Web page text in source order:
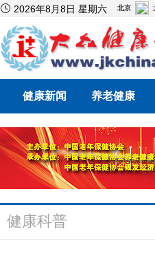
 2026年8月8日 星期六
健康新闻 养老健康
健康科普